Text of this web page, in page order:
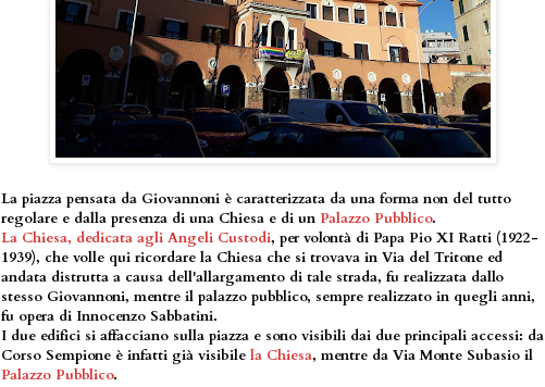
La piazza pensata da Giovannoni è caratterizzata da una forma non del tutto
regolare e dalla presenza di una Chiesa e di un Palazzo Pubblico.
La Chiesa, dedicata agli Angeli Custodi, per volontà di Papa Pio XI Ratti (1922-
1939), che volle qui ricordare la Chiesa che si trovava in Via del Tritone ed
andata distrutta a causa dell'allargamento di tale strada, fu realizzata dallo
stesso Giovannoni, mentre il palazzo pubblico, sempre realizzato in quegli anni,
fu opera di Innocenzo Sabbatini.
I due edifici si affacciano sulla piazza e sono visibili dai due principali accessi: da
Corso Sempione è infatti già visibile la Chiesa, mentre da Via Monte Subasio il
Palazzo Pubblico.